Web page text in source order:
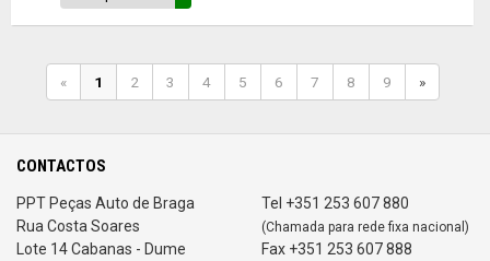
« 1 2 3 4 5 6 7 8 9 »
CONTACTOS
PPT Peças Auto de Braga
Rua Costa Soares
Lote 14 Cabanas - Dume
Tel +351 253 607 880
(Chamada para rede fixa nacional)
Fax +351 253 607 888